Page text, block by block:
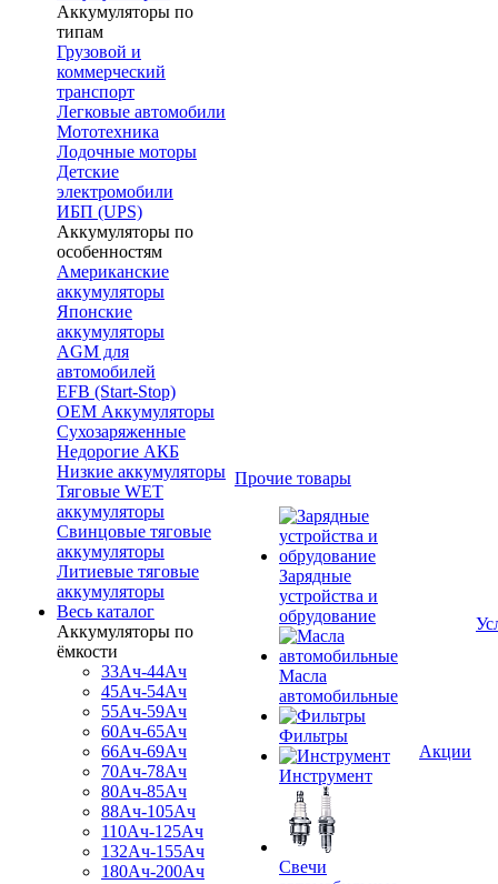
Аккумуляторы по
типам
Грузовой и
коммерческий
транспорт
Легковые автомобили
Мототехника
Лодочные моторы
Детские
электромобили
ИБП (UPS)
Аккумуляторы по
особенностям
Американские
аккумуляторы
Японские
аккумуляторы
AGM для
автомобилей
EFB (Start-Stop)
OEM Аккумуляторы
Сухозаряженные
Недорогие АКБ
Низкие аккумуляторы
Тяговые WET
аккумуляторы
Свинцовые тяговые
аккумуляторы
Литиевые тяговые
аккумуляторы
Весь каталог
Аккумуляторы по
ёмкости
33Ач-44Ач
45Ач-54Ач
55Ач-59Ач
60Ач-65Ач
66Ач-69Ач
70Ач-78Ач
80Ач-85Ач
88Ач-105Ач
110Ач-125Ач
132Ач-155Ач
180Ач-200Ач
Прочие товары
Зарядные
устройства и
обрудование
Масла
автомобильные
Фильтры
Инструмент
Свечи
Акции